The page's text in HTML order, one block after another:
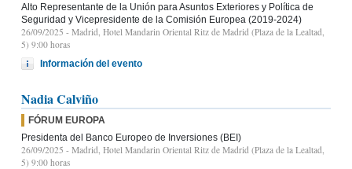
Alto Representante de la Unión para Asuntos Exteriores y Política de
Seguridad y Vicepresidente de la Comisión Europea (2019-2024)
26/09/2025 - Madrid, Hotel Mandarin Oriental Ritz de Madrid (Plaza de la Lealtad,
5) 9:00 horas
Información del evento
Nadia Calviño
FÓRUM EUROPA
Presidenta del Banco Europeo de Inversiones (BEI)
26/09/2025 - Madrid, Hotel Mandarin Oriental Ritz de Madrid (Plaza de la Lealtad,
5) 9:00 horas